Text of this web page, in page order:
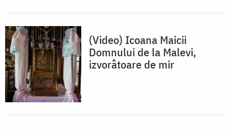
(Video) Icoana Maicii
Domnului de la Malevi,
izvorâtoare de mir